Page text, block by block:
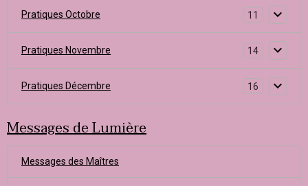
Pratiques Octobre 11
Pratiques Novembre 14
Pratiques Décembre 16
Messages de Lumière
Messages des Maîtres